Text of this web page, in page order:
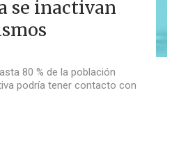
se inactivan
80 % de la población
podría tener contacto con